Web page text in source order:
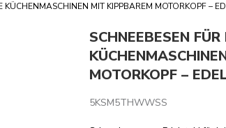
KÜCHENMASCHINEN MIT KIPPBAREM MOTORKOPF –
SCHNEEBESEN
MOTORKOPF –
5KSM5THWWSS